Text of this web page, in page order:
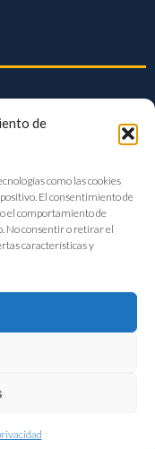
de
como las cookies
El consentimiento de
el comportamiento de
No consentir o retirar el
características y
Alimentación y Bebidas